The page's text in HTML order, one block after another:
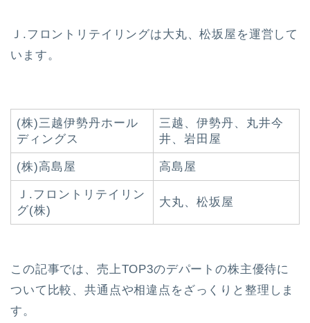
Ｊ.フロントリテイリングは大丸、松坂屋を運営して
います。
(株)三越伊勢丹ホール
ディングス
三越、伊勢丹、丸井今
井、岩田屋
(株)高島屋 高島屋
Ｊ.フロントリテイリン
グ(株)
大丸、松坂屋
この記事では、売上TOP3のデパートの株主優待に
ついて比較、共通点や相違点をざっくりと整理しま
す。